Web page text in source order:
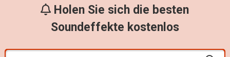
Holen Sie sich die besten
Soundeffekte kostenlos